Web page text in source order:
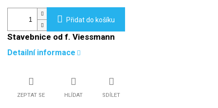
Přidat do košíku
Stavebnice od f. Viessmann
Detailní informace
ZEPTAT SE HLÍDAT SDÍLET